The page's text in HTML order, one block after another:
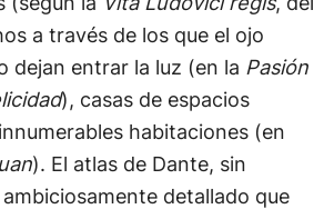
a través de los que el ojo
dejan entrar la luz (en la Pasión
), casas de espacios
habitaciones (en
). El atlas de Dante, sin
detallado que